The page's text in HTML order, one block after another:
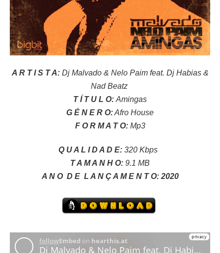
A R T I S T A: Dj Malvado & Nelo Paim feat. Dj Habias &
Nad Beatz
T Í T U L O: Amingas
G É N E R O:Afro House
F O R M A T O:Mp3
Q U A L I D A D E: 320 Kbps
T A M A N H O: 9.1 MB
A N O D E L A N Ç A M E N T O:2020